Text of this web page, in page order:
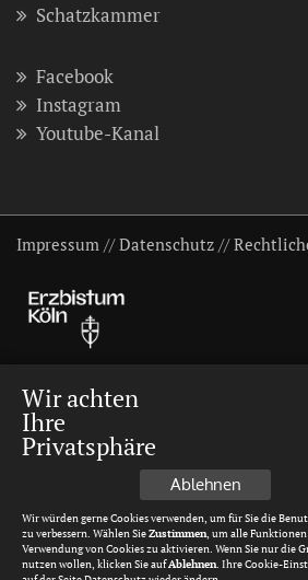
Schatzkammer
Facebook
Instagram
Youtube-Kanal
Impressum //Datenschutz //
Wir achten
Ihre
Privatsphäre
Ablehnen
Wir würden gerne Cookies verwenden, um für Sie die
zu verbessern. Wählen SieZustimmen, um alle
Verwendung von Cookies zu aktivieren. Wenn Sie nur die
nutzen wollen, klicken Sie aufAblehnen. Ihre Cookie-